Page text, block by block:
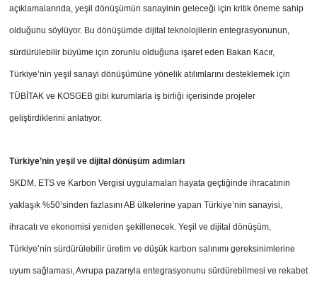
açıklamalarında, yeşil dönüşümün sanayinin geleceği için kritik öneme sahip
olduğunu söylüyor. Bu dönüşümde dijital teknolojilerin entegrasyonunun,
sürdürülebilir büyüme için zorunlu olduğuna işaret eden Bakan Kacır,
Türkiye’nin yeşil sanayi dönüşümüne yönelik atılımlarını desteklemek için
TÜBİTAK ve KOSGEB gibi kurumlarla iş birliği içerisinde projeler
geliştirdiklerini anlatıyor.
Türkiye’nin yeşil ve dijital dönüşüm adımları
SKDM, ETS ve Karbon Vergisi uygulamaları hayata geçtiğinde ihracatının
yaklaşık %50’sinden fazlasını AB ülkelerine yapan Türkiye’nin sanayisi,
ihracatı ve ekonomisi yeniden şekillenecek. Yeşil ve dijital dönüşüm,
Türkiye’nin sürdürülebilir üretim ve düşük karbon salınımı gereksinimlerine
uyum sağlaması, Avrupa pazarıyla entegrasyonunu sürdürebilmesi ve rekabet